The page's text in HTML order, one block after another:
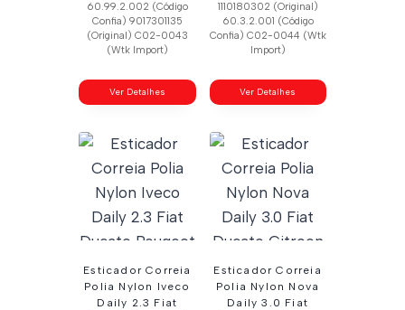
60.99.2.002 (Código
Confia) 9017301135
(Original) C02-0043
(Wtk Import)
Ver Detalhes
1110180302 (Original)
60.3.2.001 (Código
Confia) C02-0044 (Wtk
Import)
Ver Detalhes
Esticador Correia
Polia Nylon Iveco
Daily 2.3 Fiat
Esticador Correia
Polia Nylon Nova
Daily 3.0 Fiat